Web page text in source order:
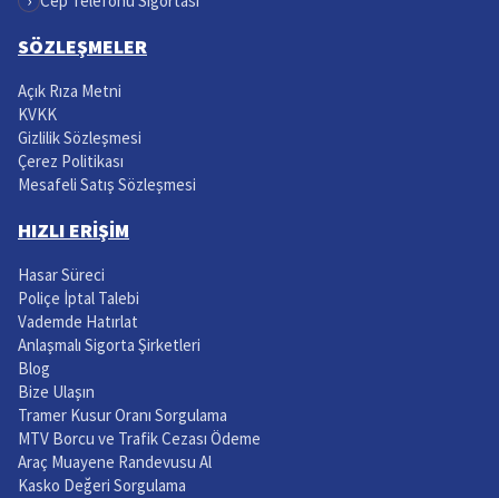
SÖZLEŞMELER
Açık Rıza Metni
KVKK
Gizlilik Sözleşmesi
Çerez Politikası
Mesafeli Satış Sözleşmesi
HIZLI ERİŞİM
Hasar Süreci
Poliçe İptal Talebi
Vademde Hatırlat
Anlaşmalı Sigorta Şirketleri
Blog
Bize Ulaşın
Tramer Kusur Oranı Sorgulama
MTV Borcu ve Trafik Cezası Ödeme
Araç Muayene Randevusu Al
Kasko Değeri Sorgulama